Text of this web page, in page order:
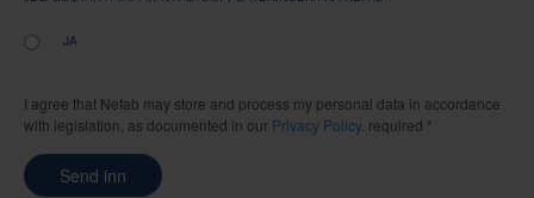
JA
I agree that Nefab may store and process my personal data in accordance
with legislation, as documented in our Privacy Policy. required *
Send inn